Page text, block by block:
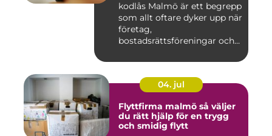
kodlås Malmö är ett begrepp
som allt oftare dyker upp när
företag,
bostadsrättsföreningar och
04. jul
Flyttfirma malmö så väljer
du rätt hjälp för en trygg
och smidig flytt